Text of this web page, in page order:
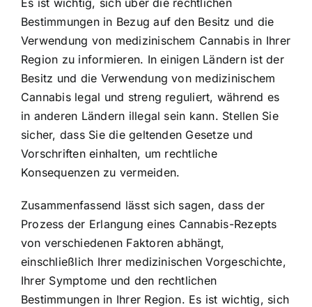
Bestimmungen in Bezug auf den Besitz und die
Verwendung von medizinischem Cannabis in Ihrer
Region zu informieren. In einigen Ländern ist der
Besitz und die Verwendung von medizinischem
Cannabis legal und streng reguliert, während es
in anderen Ländern illegal sein kann. Stellen Sie
sicher, dass Sie die geltenden Gesetze und
Vorschriften einhalten, um rechtliche
Konsequenzen zu vermeiden.
Zusammenfassend lässt sich sagen, dass der
Prozess der Erlangung eines Cannabis-Rezepts
von verschiedenen Faktoren abhängt,
einschließlich Ihrer medizinischen Vorgeschichte,
Ihrer Symptome und den rechtlichen
Bestimmungen in Ihrer Region. Es ist wichtig, sich